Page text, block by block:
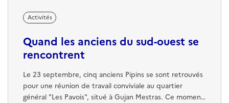
Activités
Quand les anciens du sud-ouest se
rencontrent
Le 23 septembre, cinq anciens Pipins se sont retrouvés
pour une réunion de travail conviviale au quartier
général "Les Pavois", situé à Gujan Mestras. Ce moment